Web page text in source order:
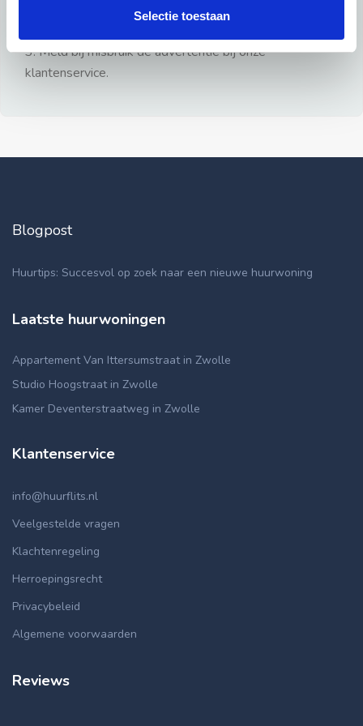
Selectie toestaan
3: Meld bij misbruik de advertentie bij onze
klantenservice.
Blogpost
Huurtips: Succesvol op zoek naar een nieuwe huurwoning
Laatste huurwoningen
Appartement Van Ittersumstraat in Zwolle
Studio Hoogstraat in Zwolle
Kamer Deventerstraatweg in Zwolle
Klantenservice
info@huurflits.nl
Veelgestelde vragen
Klachtenregeling
Herroepingsrecht
Privacybeleid
Algemene voorwaarden
Reviews